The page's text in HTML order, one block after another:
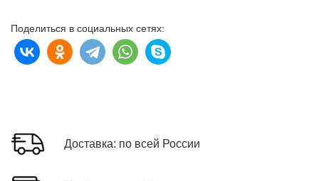
Поделиться в социальных сетях:
Доставка: по всей России